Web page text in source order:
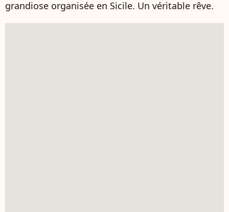
grandiose organisée en Sicile. Un véritable rêve.